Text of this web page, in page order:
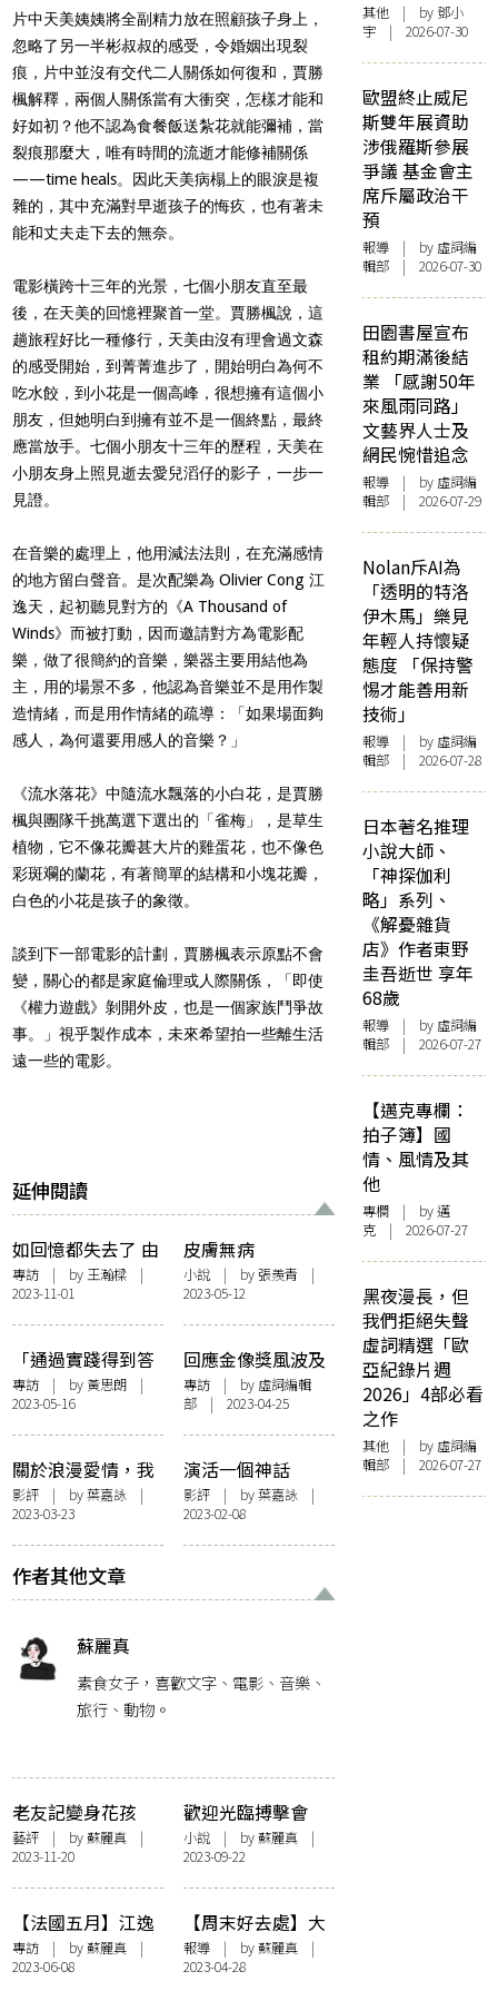
片中天美姨姨將全副精力放在照顧孩子身上，
忽略了另一半彬叔叔的感受，令婚姻出現裂
痕，片中並沒有交代二人關係如何復和，賈勝
楓解釋，兩個人關係當有大衝突，怎樣才能和
好如初？他不認為食餐飯送紮花就能彌補，當
裂痕那麼大，唯有時間的流逝才能修補關係
——time heals。因此天美病榻上的眼淚是複
雜的，其中充滿對早逝孩子的悔疚，也有著未
能和丈夫走下去的無奈。
電影橫跨十三年的光景，七個小朋友直至最
後，在天美的回憶裡聚首一堂。賈勝楓說，這
趟旅程好比一種修行，天美由沒有理會過文森
的感受開始，到菁菁進步了，開始明白為何不
吃水餃，到小花是一個高峰，很想擁有這個小
朋友，但她明白到擁有並不是一個終點，最終
應當放手。七個小朋友十三年的歷程，天美在
小朋友身上照見逝去愛兒滔仔的影子，一步一
見證。
在音樂的處理上，他用減法法則，在充滿感情
的地方留白聲音。是次配樂為 Olivier Cong 江
逸天，起初聽見對方的《A Thousand of
Winds》而被打動，因而邀請對方為電影配
樂，做了很簡約的音樂，樂器主要用結他為
主，用的場景不多，他認為音樂並不是用作製
造情緒，而是用作情緒的疏導：「如果場面夠
感人，為何還要用感人的音樂？」
《流水落花》中隨流水飄落的小白花，是賈勝
楓與團隊千挑萬選下選出的「雀梅」，是草生
植物，它不像花瓣甚大片的雞蛋花，也不像色
彩斑斕的蘭花，有著簡單的結構和小塊花瓣，
白色的小花是孩子的象徵。
談到下一部電影的計劃，賈勝楓表示原點不會
變，關心的都是家庭倫理或人際關係，「即使
《權力遊戲》剝開外皮，也是一個家族鬥爭故
事。」視乎製作成本，未來希望拍一些離生活
遠一些的電影。
延伸閱讀
如回憶都失去了 由
我們幫她記住這個
家 ——訪《4拍4家
族》導演賴恩慈
專訪 | by 王瀚樑 |
2023-11-01
皮膚無病
小說| by張羨青 |
2023-05-12
「通過實踐得到答
案，就是要你心甘
命抵」——訪《命
案》林家棟
專訪 | by 黃思朗 |
2023-05-16
回應金像獎風波及
機制爭議——訪新
晉導演、業界代
表、文化評論人
專訪| by 虛詞編輯
部 | 2023-04-25
關於浪漫愛情，我
說的其實是……
——《風再起時》
影評 | by葉嘉詠 |
2023-03-23
演活一個神話
──《毒舌大狀》
影評| by 葉嘉詠 |
2023-02-08
作者其他文章
蘇麗真
素食女子，喜歡文字、電影、音樂、
旅行、動物。
老友記變身花孩
子 放肆玩樂跳出
彩虹：記十八有藝
「身體年輪」
《一、二…二個
半》
藝評 | by蘇麗真 |
2023-11-20
歡迎光臨搏擊會
小說| by蘇麗真|
2023-09-22
【法國五月】江逸
天✕林嘉欣✕王榮
祿✕譚之卓《His
專訪 | by蘇麗真 |
2023-06-08
【周末好去處】大
館「BOOKED：香
港藝術書展」 行
報導| by蘇麗真|
2023-04-28
其他 | by 鄧小
宇 | 2026-07-30
歐盟終止威尼
斯雙年展資助
涉俄羅斯參展
爭議 基金會主
席斥屬政治干
預
報導 | by 虛詞編
輯部 | 2026-07-30
田園書屋宣布
租約期滿後結
業 「感謝50年
來風雨同路」
文藝界人士及
網民惋惜追念
報導 | by 虛詞編
輯部 | 2026-07-29
Nolan斥AI為
「透明的特洛
伊木馬」樂見
年輕人持懷疑
態度 「保持警
惕才能善用新
技術」
報導 | by 虛詞編
輯部 | 2026-07-28
日本著名推理
小說大師、
「神探伽利
略」系列、
《解憂雜貨
店》作者東野
圭吾逝世 享年
68歲
報導 | by 虛詞編
輯部 | 2026-07-27
【邁克專欄：
拍子簿】國
情、風情及其
他
專欄 | by邁
克 | 2026-07-27
黑夜漫長，但
我們拒絕失聲
虛詞精選「歐
亞紀錄片週
2026」4部必看
之作
其他 | by 虛詞編
輯部 | 2026-07-27